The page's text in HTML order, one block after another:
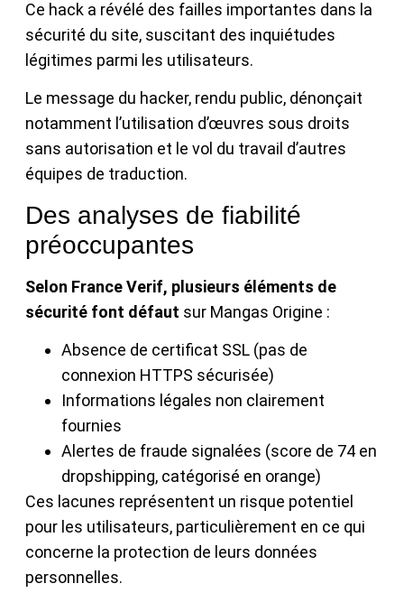
Ce hack a révélé des failles importantes dans la
sécurité du site, suscitant des inquiétudes
légitimes parmi les utilisateurs.
Le message du hacker, rendu public, dénonçait
notamment l’utilisation d’œuvres sous droits
sans autorisation et le vol du travail d’autres
équipes de traduction.
Des analyses de fiabilité
préoccupantes
Selon France Verif, plusieurs éléments de
sécurité font défaut sur Mangas Origine :
Absence de certificat SSL (pas de
connexion HTTPS sécurisée)
Informations légales non clairement
fournies
Alertes de fraude signalées (score de 74 en
dropshipping, catégorisé en orange)
Ces lacunes représentent un risque potentiel
pour les utilisateurs, particulièrement en ce qui
concerne la protection de leurs données
personnelles.